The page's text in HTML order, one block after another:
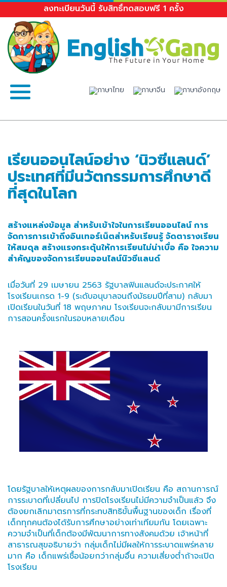
ลงทะเบียนวันนี้ รับสิทธิ์ทดสอบฟรี 1 ครั้ง
เรียนออนไลน์อย่าง ‘นิวซีแลนด์’
ประเทศที่มีนวัตกรรมการศึกษาดี
ที่สุดในโลก
สร้างแหล่งข้อมูล สำหรับเข้าใจในการเรียนออนไลน์ การ
จัดการการเข้าถึงอินเทอร์เน็ตสำหรับเรียนรู้ จัดตารางเรียน
ให้สมดุล สร้างแรงกระตุ้นให้การเรียนไม่น่าเบื่อ คือ ใจความ
สำคัญของจัดการเรียนออนไลน์นิวซีแลนด์
เมื่อวันที่ 29 เมษายน 2563 รัฐบาลฟินแลนด์จะประกาศให้
โรงเรียนเกรด 1-9 (ระดับอนุบาลจนถึงมัธยมปีที่สาม) กลับมา
เปิดเรียนในวันที่ 18 พฤษภาคม โรงเรียนจะกลับมามีการเรียน
การสอนครั้งแรกในรอบหลายเดือน
โดยรัฐบาลให้เหตุผลของการกลับมาเปิดเรียน คือ สถานการณ์
การระบาดที่เปลี่ยนไป การปิดโรงเรียนไม่มีความจำเป็นแล้ว จึง
ต้องยกเลิกมาตรการที่กระทบสิทธิขั้นพื้นฐานของเด็ก เรื่องที่
เด็กทุกคนต้องได้รับการศึกษาอย่างเท่าเทียมกัน โดยเฉพาะ
ความจำเป็นที่เด็กต้องมีพัฒนาการทางสังคมด้วย เจ้าหน้าที่
สาธารณสุขอธิบายว่า กลุ่มเด็กไม่มีผลให้การระบาดแพร่หลาย
มาก คือ เด็กแพร่เชื้อน้อยกว่ากลุ่มอื่น ความเสี่ยงต่ำถ้าจะเปิด
โรงเรียน